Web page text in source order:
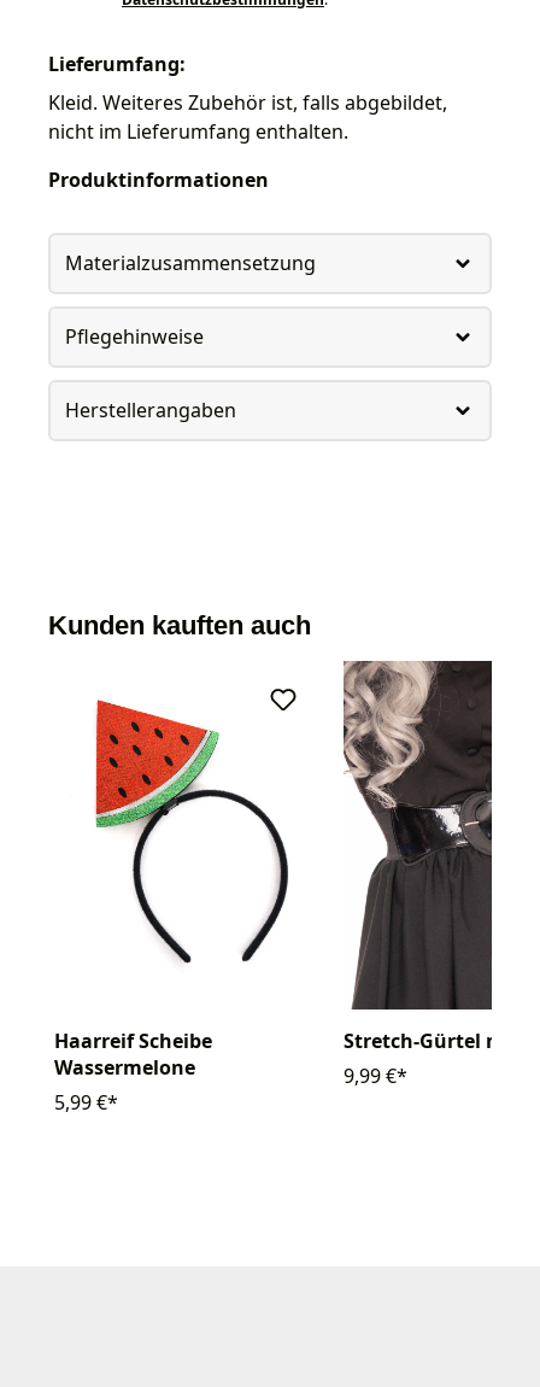
Lieferumfang:
Kleid. Weiteres Zubehör ist, falls abgebildet,
nicht im Lieferumfang enthalten.
Produktinformationen
Materialzusammensetzung
Pflegehinweise
Herstellerangaben
Kunden kauften auch
Haarreif Scheibe
Wassermelone
5,99 €*
Stretch-Gürtel mit
9,99 €*